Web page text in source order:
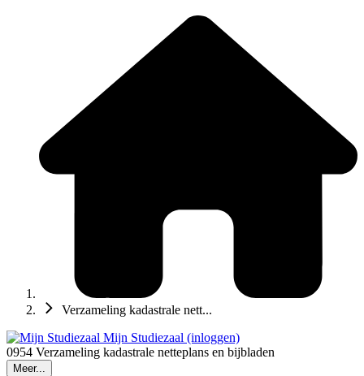
Verzameling kadastrale nett...
Mijn Studiezaal (inloggen)
0954 Verzameling kadastrale netteplans en bijbladen
Meer...